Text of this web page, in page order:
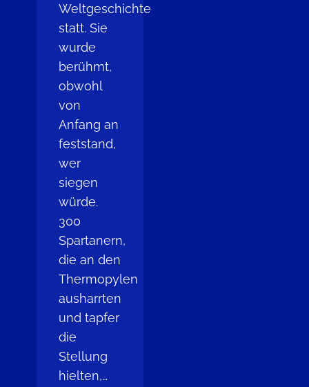
Weltgeschichte
statt. Sie
wurde
berühmt,
obwohl
von
Anfang an
feststand,
wer
siegen
würde.
300
Spartanern,
die an den
Thermopylen
ausharrten
und tapfer
die
Stellung
hielten,…